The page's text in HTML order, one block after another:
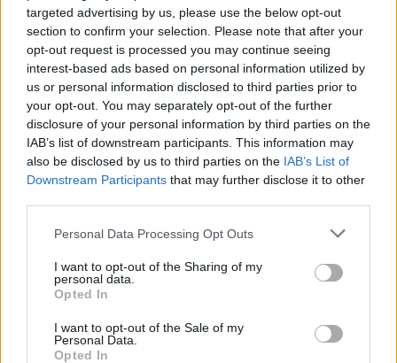
targeted advertising by us, please use the below opt-out
section to confirm your selection. Please note that after your
opt-out request is processed you may continue seeing
interest-based ads based on personal information utilized by
us or personal information disclosed to third parties prior to
your opt-out. You may separately opt-out of the further
disclosure of your personal information by third parties on the
IAB’s list of downstream participants. This information may
also be disclosed by us to third parties on the IAB’s List of
Downstream Participants that may further disclose it to other
Personal Data Processing Opt Outs
I want to opt-out of the Sharing of my
personal data.
Opted In
I want to opt-out of the Sale of my
Personal Data.
Opted In
MATKAILU
Finnairin lennoista osan lentää
jatkossa toinen lentoyhtiö –
matkustajille tärkeä rajoitus
4